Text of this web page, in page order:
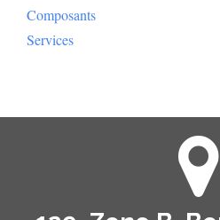
Composants
Services